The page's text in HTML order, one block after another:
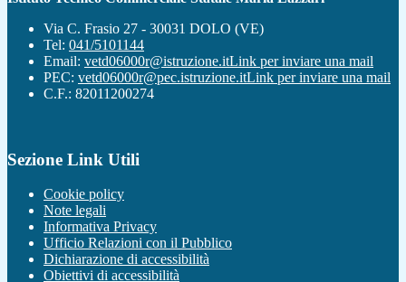
Via C. Frasio 27 - 30031 DOLO (VE)
Tel: 041/5101144
Email: vetd06000r@istruzione.itLink per inviare una mail
PEC: vetd06000r@pec.istruzione.itLink per inviare una mail
C.F.: 82011200274
Sezione Link Utili
Cookie policy
Note legali
Informativa Privacy
Ufficio Relazioni con il Pubblico
Dichiarazione di accessibilità
Obiettivi di accessibilità